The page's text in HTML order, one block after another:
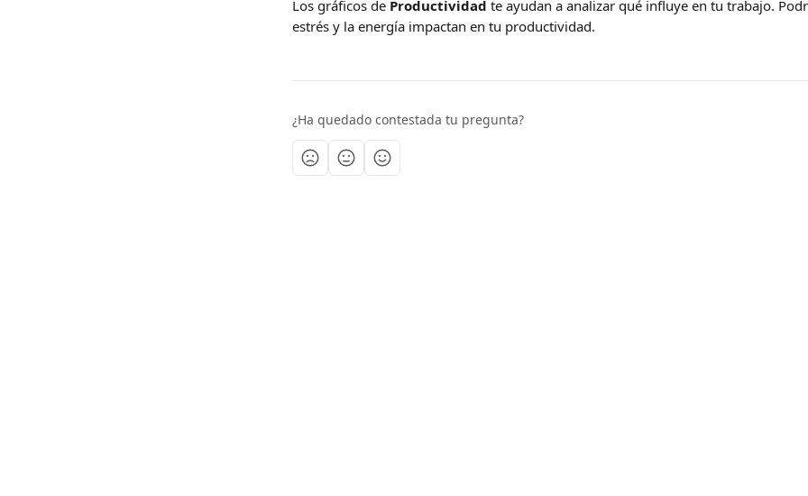
Los gráficos de Productividad te ayudan a analizar qué influye en tu trabajo.
estrés y la energía impactan en tu productividad.
¿Ha quedado contestada tu pregunta?